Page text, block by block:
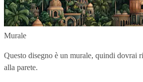
Murale
Questo disegno è un murale, quindi dovrai
alla parete.